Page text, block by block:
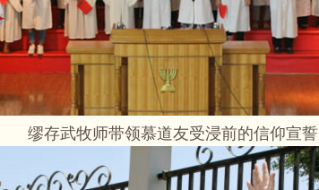
缪存武牧师带领慕道友受浸前的信仰宣誓